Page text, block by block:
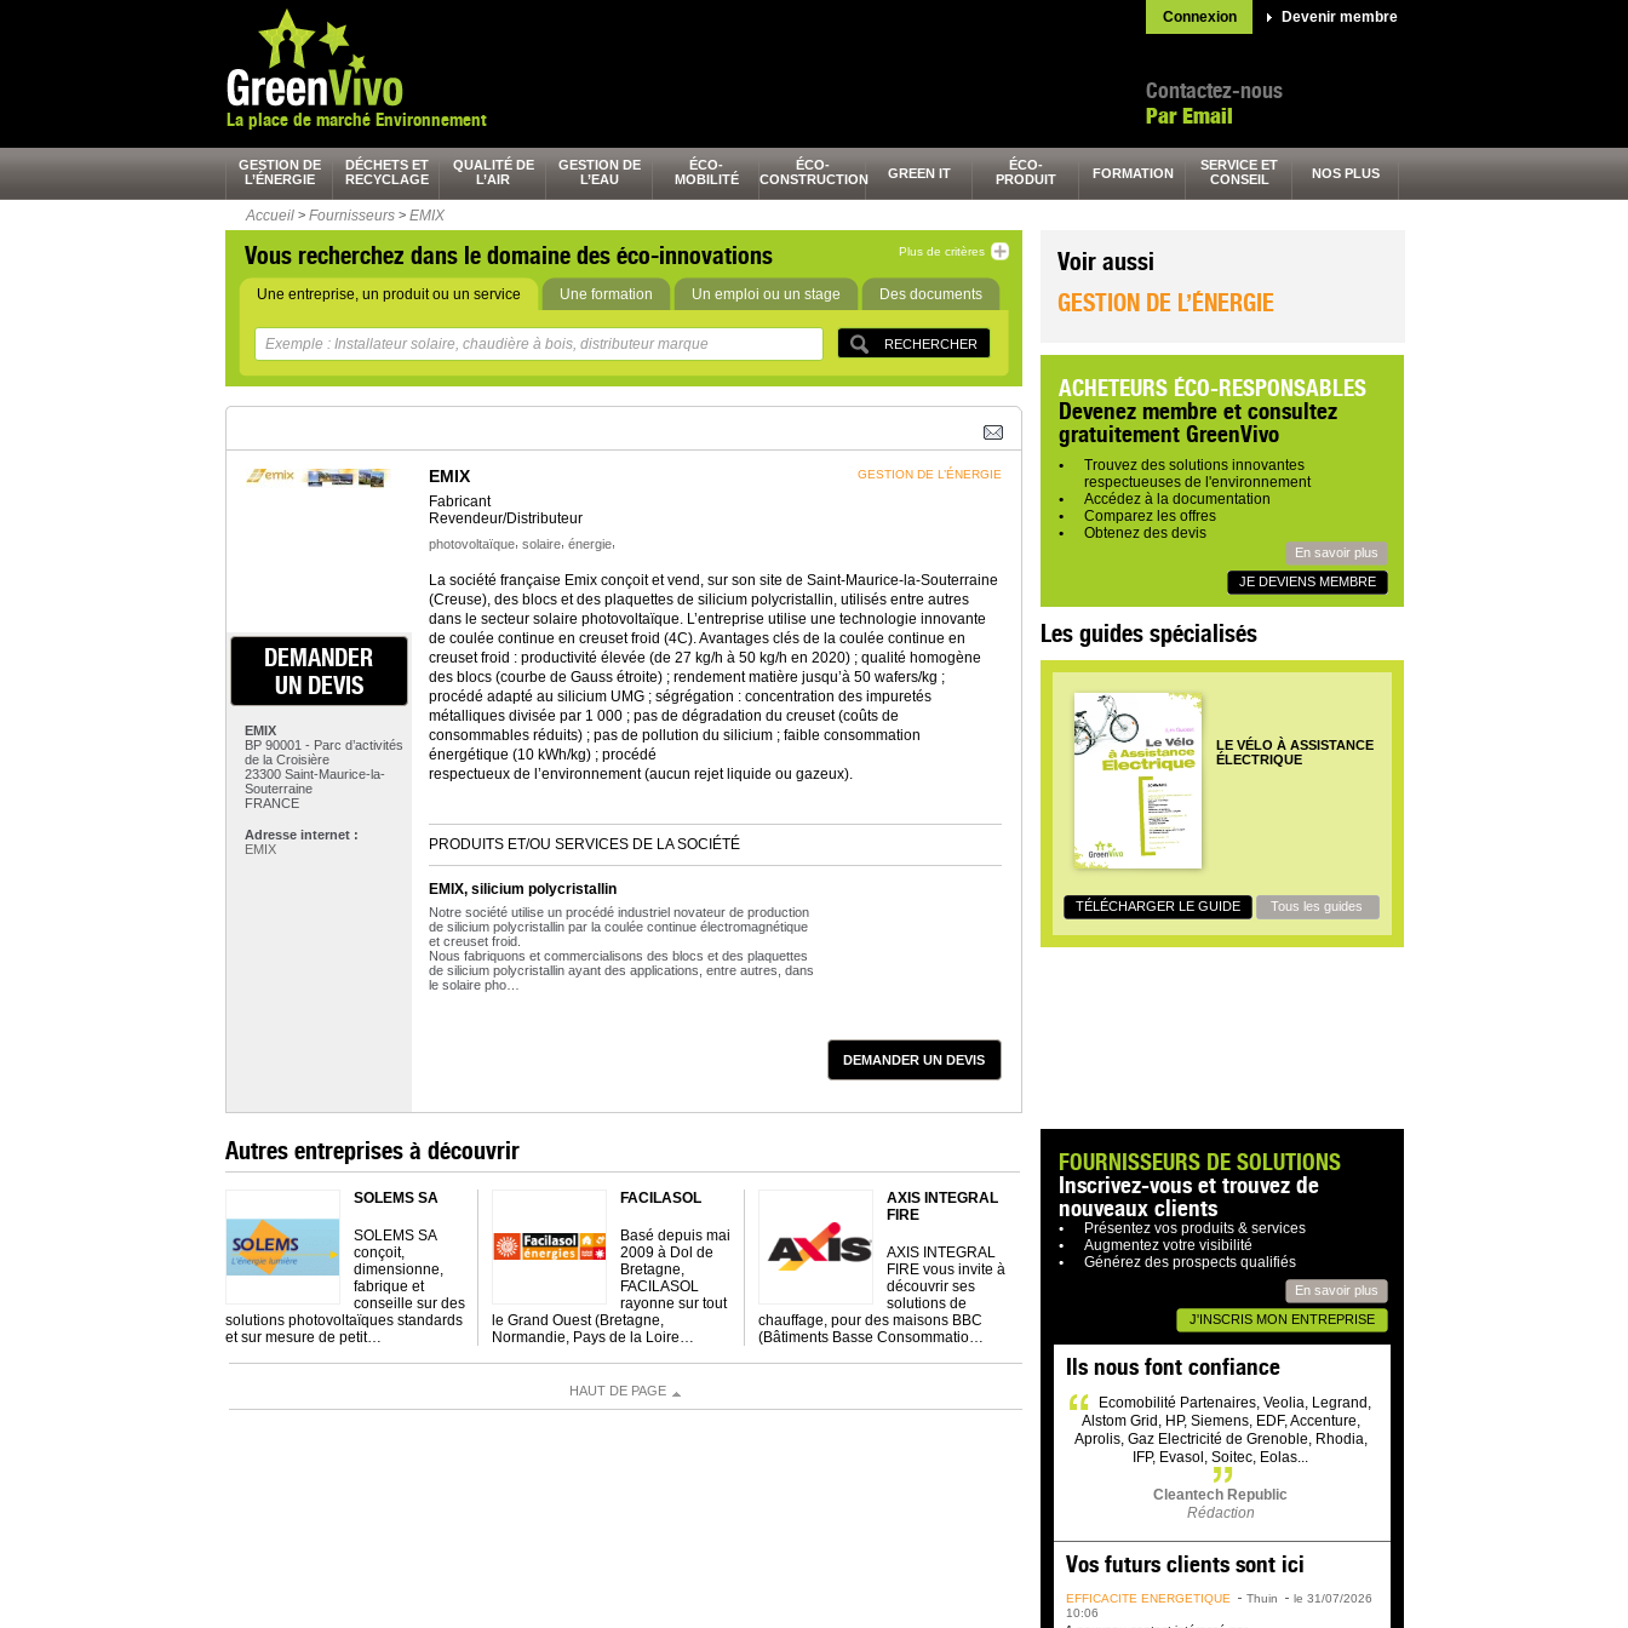
Connexion Devenir membre
Contactez-nous
Par Email
La place de marché Environnement
GESTION DE
L’ÉNERGIE
DÉCHETS ET
RECYCLAGE
QUALITÉ DE
L’AIR
GESTION DE
L’EAU
ÉCO-
MOBILITÉ
ÉCO-
CONSTRUCTION
GREEN IT
ÉCO-
PRODUIT
FORMATION
SERVICE ET
CONSEIL
NOS PLUS
Accueil > Fournisseurs > EMIX
Vous recherchez dans le domaine des éco-innovations Plus de critères
Une entreprise, un produit ou un service Une formation Un emploi ou un stage Des documents
DEMANDER
UN DEVIS
EMIX
BP 90001 - Parc d’activités
de la Croisière
23300 Saint-Maurice-la-
Souterraine
FRANCE
Adresse internet :
EMIX
EMIX
Fabricant
Revendeur/Distributeur
photovoltaïque, solaire, énergie,
GESTION DE L’ÉNERGIE
La société française Emix conçoit et vend, sur son site de Saint-Maurice-la-Souterraine
(Creuse), des blocs et des plaquettes de silicium polycristallin, utilisés entre autres
dans le secteur solaire photovoltaïque. L’entreprise utilise une technologie innovante
de coulée continue en creuset froid (4C). Avantages clés de la coulée continue en
creuset froid : productivité élevée (de 27 kg/h à 50 kg/h en 2020) ; qualité homogène
des blocs (courbe de Gauss étroite) ; rendement matière jusqu’à 50 wafers/kg ;
procédé adapté au silicium UMG ; ségrégation : concentration des impuretés
métalliques divisée par 1 000 ; pas de dégradation du creuset (coûts de
consommables réduits) ; pas de pollution du silicium ; faible consommation
énergétique (10 kWh/kg) ; procédé
respectueux de l’environnement (aucun rejet liquide ou gazeux).
PRODUITS ET/OU SERVICES DE LA SOCIÉTÉ
DEMANDER UN DEVIS
EMIX, silicium polycristallin
Notre société utilise un procédé industriel novateur de production
de silicium polycristallin par la coulée continue électromagnétique
et creuset froid.
Nous fabriquons et commercialisons des blocs et des plaquettes
de silicium polycristallin ayant des applications, entre autres, dans
le solaire pho…
Autres entreprises à découvrir
SOLEMS SA
SOLEMS SA
conçoit,
dimensionne,
fabrique et
conseille sur des
solutions photovoltaïques standards
et sur mesure de petit…
FACILASOL
Basé depuis mai
2009 à Dol de
Bretagne,
FACILASOL
rayonne sur tout
le Grand Ouest (Bretagne,
Normandie, Pays de la Loire…
AXIS INTEGRAL
FIRE
AXIS INTEGRAL
FIRE vous invite à
découvrir ses
solutions de
chauffage, pour des maisons BBC
(Bâtiments Basse Consommatio…
HAUT DE PAGE
Voir aussi
GESTION DE L’ÉNERGIE
ACHETEURS ÉCO-RESPONSABLES
Devenez membre et consultez
gratuitement GreenVivo
Trouvez des solutions innovantes
respectueuses de l'environnement
Accédez à la documentation
Comparez les offres
Obtenez des devis
En savoir plus
JE DEVIENS MEMBRE
Les guides spécialisés
LE VÉLO À ASSISTANCE
ÉLECTRIQUE
TÉLÉCHARGER LE GUIDE Tous les guides
FOURNISSEURS DE SOLUTIONS
Inscrivez-vous et trouvez de
nouveaux clients
Présentez vos produits & services
Augmentez votre visibilité
Générez des prospects qualifiés
En savoir plus
J'INSCRIS MON ENTREPRISE
Ils nous font confiance
Ecomobilité Partenaires, Veolia, Legrand,
Alstom Grid, HP, Siemens, EDF, Accenture,
Aprolis, Gaz Electricité de Grenoble, Rhodia,
IFP, Evasol, Soitec, Eolas...
Cleantech Republic
Rédaction
Vos futurs clients sont ici
EFFICACITÉ ÉNERGÉTIQUE Thuin
le 31/07/2026
10:06